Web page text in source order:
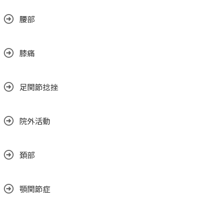
腰部
膝痛
足関節捻挫
院外活動
頚部
顎関節症